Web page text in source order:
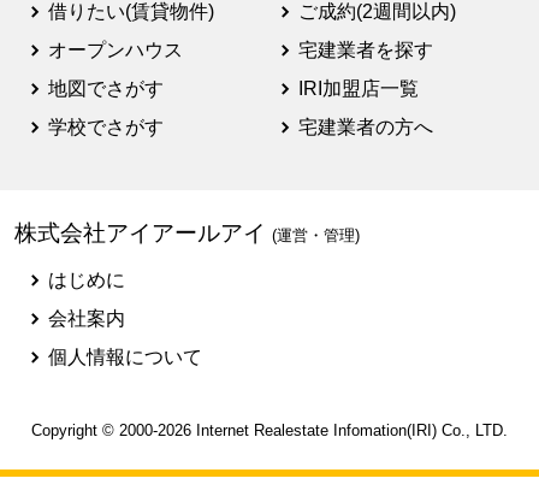
借りたい(賃貸物件)
オープンハウス
地図でさがす
学校でさがす
ご成約(2週間以内)
宅建業者を探す
IRI加盟店一覧
宅建業者の方へ
株式会社アイアールアイ (運営・管理)
はじめに
会社案内
個人情報について
Copyright © 2000-2026 Internet Realestate Infomation(IRI) Co., LTD.